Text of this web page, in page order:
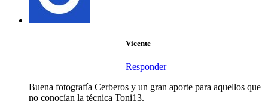
Vicente
Responder
Buena fotografía Cerberos y un gran aporte para aquellos que
no conocían la técnica Toni13.